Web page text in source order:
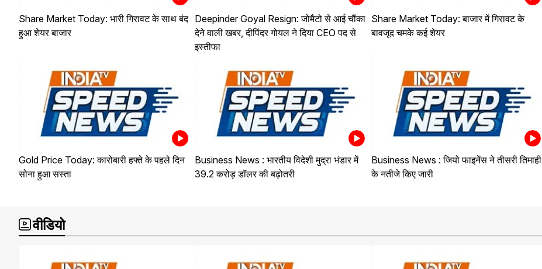
Share Market Today: भारी गिरावट के साथ बंद
हुआ शेयर बाजार
Deepinder Goyal Resign: जोमैटो से आई चौंका
देने वाली खबर, दीपिंदर गोयल ने दिया CEO पद से
इस्तीफा
Share Market Today: बाजार में गिरावट के
बावजूद चमके कई शेयर
Gold Price Today: कारोबारी हफ्ते के पहले दिन
सोना हुआ सस्ता
Business News : भारतीय विदेशी मुद्रा भंडार में
39.2 करोड़ डॉलर की बढ़ोतरी
Business News : जियो फाइनेंस ने तीसरी तिमाही
के नतीजे किए जारी
वीडियो